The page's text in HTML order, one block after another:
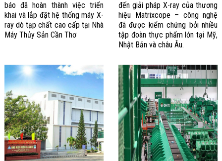
Đội
Dự Án Khối Nhà
Máy
Dự Án Kho
Xưởng -
Tin Công Nghệ
Tin Khuyến Mãi
Tin Tuyển Dụng
Liên Hệ
báo đã hoàn thành việc triển
khai và lắp đặt hệ thống máy X-
ray dò tạp chất cao cấp tại Nhà
Máy Thủy Sản Cần Thơ
đến giải pháp X-ray của thương
hiệu Matrixcope – công nghệ
đã được kiểm chứng bởi nhiều
tập đoàn thực phẩm lớn tại Mỹ,
Nhật Bản và châu Âu.